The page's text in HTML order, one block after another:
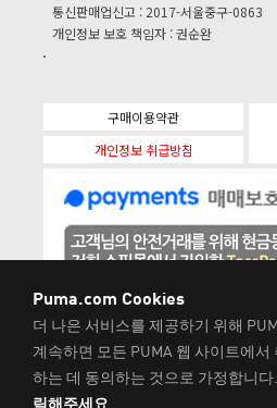
통신판매업신고 : 2017-서울중구-0863
개인정보 보호 책임자 : 권순완
구매이용약관
개인정보 취급방침